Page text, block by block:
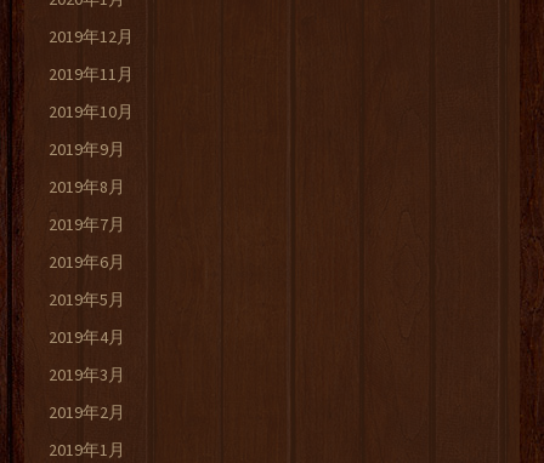
2019年12月
2019年11月
2019年10月
2019年9月
2019年8月
2019年7月
2019年6月
2019年5月
2019年4月
2019年3月
2019年2月
2019年1月